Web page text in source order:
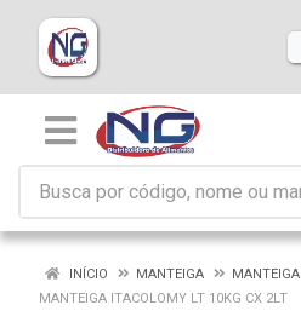
INÍCIO MANTEIGA
MANTEIGA
MANTEIGA ITACOLOMY LT 10KG CX 2LT